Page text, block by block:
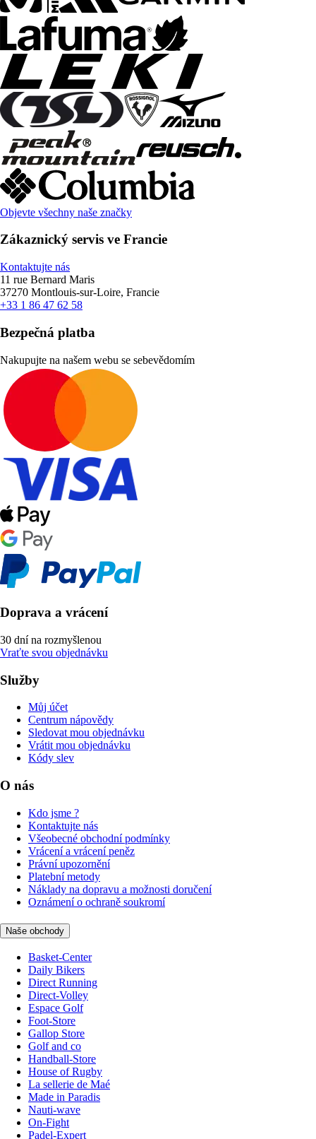
Objevte všechny naše značky
Zákaznický servis ve Francie
Kontaktujte nás
11 rue Bernard Maris
37270 Montlouis-sur-Loire, Francie
+33 1 86 47 62 58
Bezpečná platba
Nakupujte na našem webu se sebevědomím
Doprava a vrácení
30 dní na rozmyšlenou
Vraťte svou objednávku
Služby
Můj účet
Centrum nápovědy
Sledovat mou objednávku
Vrátit mou objednávku
Kódy slev
O nás
Kdo jsme ?
Kontaktujte nás
Všeobecné obchodní podmínky
Vrácení a vrácení peněz
Právní upozornění
Platební metody
Náklady na dopravu a možnosti doručení
Oznámení o ochraně soukromí
Naše obchody
Basket-Center
Daily Bikers
Direct Running
Direct-Volley
Espace Golf
Foot-Store
Gallop Store
Golf and co
Handball-Store
House of Rugby
La sellerie de Maé
Made in Paradis
Nauti-wave
On-Fight
Padel-Expert